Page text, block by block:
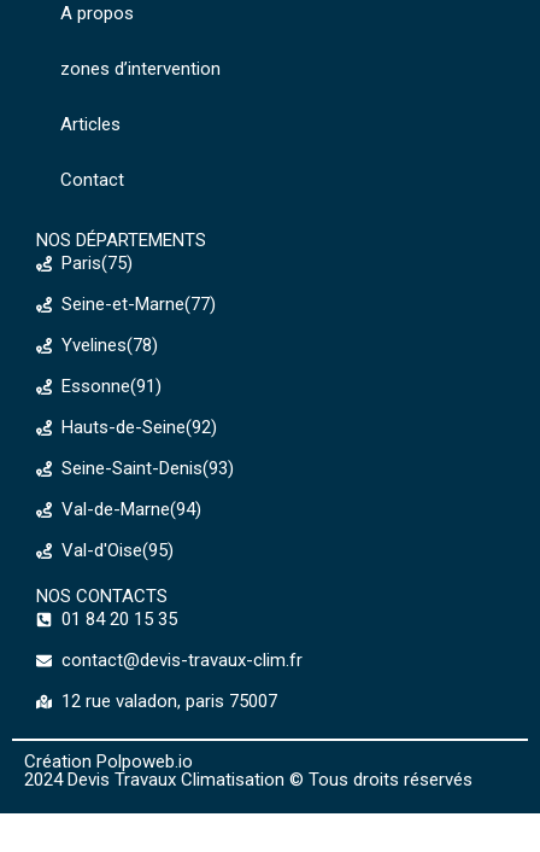
A propos
zones d’intervention
Articles
Contact
NOS DÉPARTEMENTS
Paris(75)
Seine-et-Marne(77)
Yvelines(78)
Essonne(91)
Hauts-de-Seine(92)
Seine-Saint-Denis(93)
Val-de-Marne(94)
Val-d'Oise(95)
NOS CONTACTS
01 84 20 15 35
contact@devis-travaux-clim.fr
12 rue valadon, paris 75007
Création Polpoweb.io
2024 Devis Travaux Climatisation © Tous droits réservés